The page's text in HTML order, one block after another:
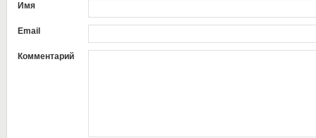
Имя
Email
Комментарий